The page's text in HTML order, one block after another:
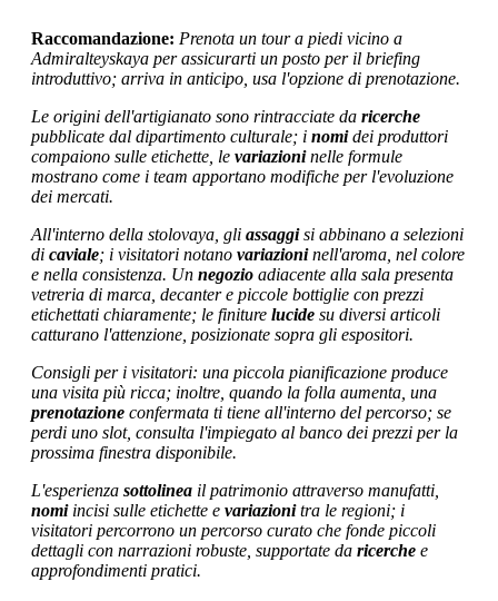
Raccomandazione: Prenota un tour a piedi vicino a
Admiralteyskaya per assicurarti un posto per il briefing
introduttivo; arriva in anticipo, usa l'opzione di prenotazione.
Le origini dell'artigianato sono rintracciate da ricerche
pubblicate dal dipartimento culturale; i nomidei produttori
compaiono sulle etichette, le variazioninelle formule
mostrano come i team apportano modifiche per l'evoluzione
dei mercati.
All'interno della stolovaya, gli assaggisi abbinano a selezioni
di caviale; i visitatori notano variazioninell'aroma, nel colore
e nella consistenza. Un negozio adiacente alla sala presenta
vetreria di marca, decanter e piccole bottiglie con prezzi
etichettati chiaramente; le finiture lucide su diversi articoli
catturano l'attenzione, posizionate sopra gli espositori.
Consigli per i visitatori: una piccola pianificazione produce
una visita più ricca; inoltre, quando la folla aumenta, una
prenotazione confermata ti tiene all'interno del percorso; se
perdi uno slot, consulta l'impiegato al banco dei prezzi per la
prossima finestra disponibile.
L'esperienza sottolinea il patrimonio attraverso manufatti,
nomiincisi sulle etichette e variazionitra le regioni; i
visitatori percorrono un percorso curato che fonde piccoli
dettagli con narrazioni robuste, supportate da ricerche e
approfondimenti pratici.